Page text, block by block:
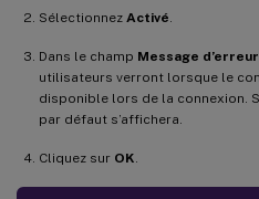
Sélectionnez Activé
Dans le champ Message d’erreur
utilisateurs verront lorsque le
disponible lors de la connexion.
par défaut s’affichera.
Cliquez sur OK